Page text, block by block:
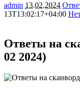
admin 13.02.2024
13T13:02:17+04:00
Ответы на
02 2024)